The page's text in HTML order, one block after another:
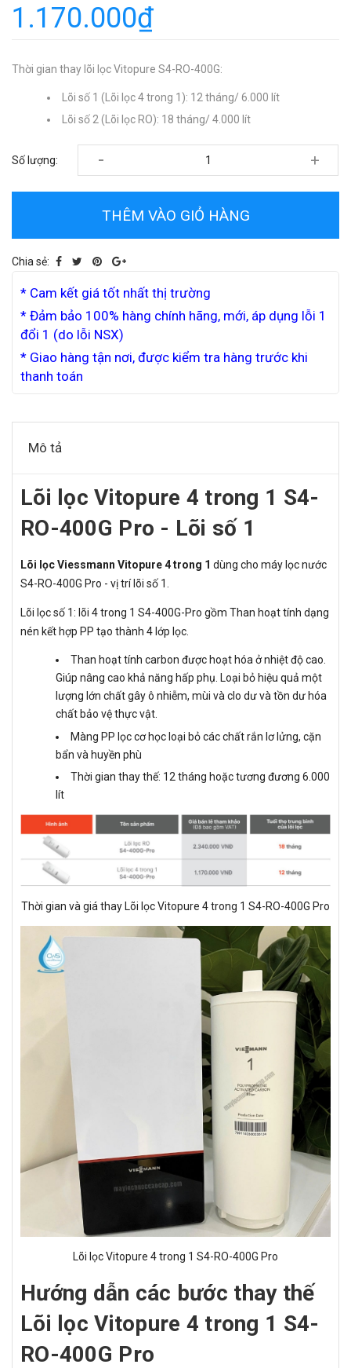
1.170.000₫
Thời gian thay lõi lọc Vitopure S4-RO-400G:
Lõi số 1 (Lõi lọc 4 trong 1): 12 tháng/ 6.000 lít
Lõi số 2 (Lõi lọc RO): 18 tháng/ 4.000 lít
Số lượng: - +
THÊM VÀO GIỎ HÀNG
Chia sẻ:
* Cam kết giá tốt nhất thị trường
* Đảm bảo 100% hàng chính hãng, mới, áp dụng lỗi 1
đổi 1 (do lỗi NSX)
* Giao hàng tận nơi, được kiểm tra hàng trước khi
thanh toán
Mô tả
Lõi lọc Vitopure 4 trong 1 S4-
RO-400G Pro - Lõi số 1
Lõi lọc Viessmann Vitopure 4 trong 1 dùng cho máy lọc nước
S4-RO-400G Pro - vị trí lõi số 1.
Lõi lọc số 1: lõi 4 trong 1 S4-400G-Pro gồm Than hoạt tính dạng
nén kết hợp PP tạo thành 4 lớp lọc.
Than hoạt tính carbon được hoạt hóa ở nhiệt độ cao.
Giúp nâng cao khả năng hấp phụ. Loại bỏ hiệu quả một
lượng lớn chất gây ô nhiễm, mùi và clo dư và tồn dư hóa
chất bảo vệ thực vật.
Màng PP lọc cơ học loại bỏ các chất rắn lơ lửng, cặn
bẩn và huyền phù
Thời gian thay thế: 12 tháng hoặc tương đương 6.000
lít
Thời gian và giá thay Lõi lọc Vitopure 4 trong 1 S4-RO-400G Pro
Lõi lọc Vitopure 4 trong 1 S4-RO-400G Pro
Hướng dẫn các bước thay thế
Lõi lọc Vitopure 4 trong 1 S4-
RO-400G Pro